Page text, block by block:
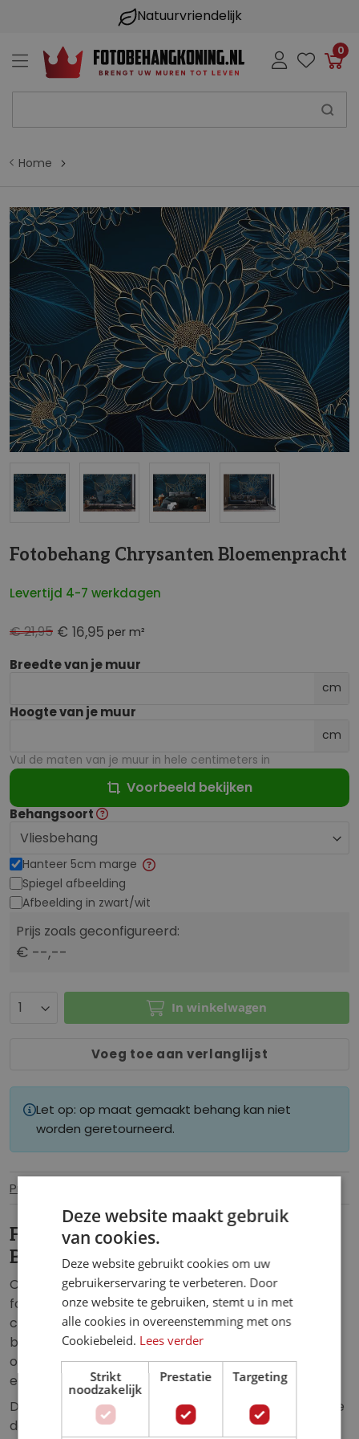
Natuurvriendelijk
0
Home
Fotobehang Chrysanten Bloemenpracht
Levertijd 4-7 werkdagen
€ 16,95 per m²
€ 21,95
Breedte van je muur
cm
Hoogte van je muur
cm
Vul de maten van je muur in hele centimeters in
Voorbeeld bekijken
Behangsoort
Hanteer 5cm marge
Spiegel afbeelding
Afbeelding in zwart/wit
Prijs zoals geconfigureerd:
€ --,--
In winkelwagen
Voeg toe aan verlanglijst
Let op: op maat gemaakt behang kan niet
worden geretourneerd.
Productinformatie
Fotobehang Chrysanten
Bloemenpracht
Creëer een weelderige en elegante sfeer met het
fotobehang Chrysanten Bloemenpracht. De sierlijke
chrysanten, omlijst met subtiele gouden accenten,
brengen een verfijnde uitstraling in de ruimte. Dit
ontwerp is perfect voor liefhebbers van bloemrijke
en luxueuze interieurs.
Dankzij de haarscherpe printkwaliteit worden de fijne
details en kleurnuances prachtig weergegeven. Dit
Deze website maakt gebruik
van cookies.
Deze website gebruikt cookies om uw
gebruikerservaring te verbeteren. Door
onze website te gebruiken, stemt u in met
alle cookies in overeenstemming met ons
Cookiebeleid. Lees verder
Strikt
noodzakelijk
Prestatie Targeting